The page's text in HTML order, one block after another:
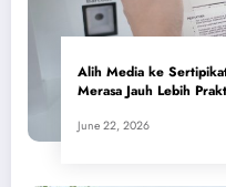
Alih Media ke
Merasa Jauh Lebih
June 22, 2026